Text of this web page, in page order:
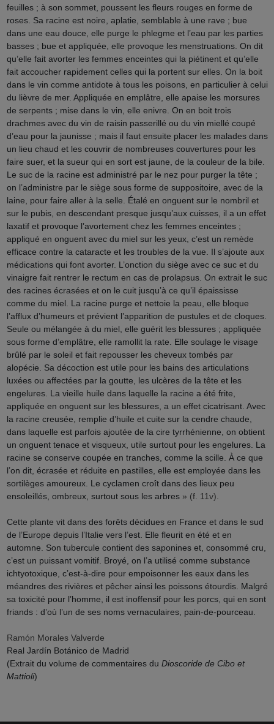
feuilles ; à son sommet, poussent les fleurs rouges en forme de
roses. Sa racine est noire, aplatie, semblable à une rave ; bue
dans une eau douce, elle purge le phlegme et l’eau par les parties
basses ; bue et appliquée, elle provoque les menstruations. On dit
qu’elle fait avorter les femmes enceintes qui la piétinent et qu’elle
fait accoucher rapidement celles qui la portent sur elles. On la boit
dans le vin comme antidote à tous les poisons, en particulier à celui
du lièvre de mer. Appliquée en emplâtre, elle apaise les morsures
de serpents ; mise dans le vin, elle enivre. On en boit trois
drachmes avec du vin de raisin passerillé ou du vin miellé coupé
d’eau pour la jaunisse ; mais il faut ensuite placer les malades dans
un lieu chaud et les couvrir de nombreuses couvertures pour les
faire suer, et la sueur qui en sort est jaune, de la couleur de la bile.
Le suc de la racine est administré par le nez pour purger la tête ;
on l’administre par le siège sous forme de suppositoire, avec de la
laine, pour faire aller à la selle. Étalé en onguent sur le nombril et
sur le pubis, en descendant presque jusqu’aux cuisses, il a un effet
laxatif et provoque l’avortement chez les femmes enceintes ;
appliqué en onguent avec du miel sur les yeux, c’est un remède
efficace contre la cataracte et les troubles de la vue. Il s’ajoute aux
médications qui font avorter. L’onction du siège avec ce suc et du
vinaigre fait rentrer le rectum en cas de prolapsus. On extrait le suc
des racines écrasées et on le cuit jusqu’à ce qu’il épaississe
comme du miel. La racine purge et nettoie la peau, elle bloque
l’afflux d’humeurs et prévient l’apparition de pustules et de cloques.
Seule ou mélangée à du miel, elle guérit les blessures ; appliquée
sous forme d’emplâtre, elle ramollit la rate. Elle soulage le visage
brûlé par le soleil et fait repousser les cheveux tombés par
alopécie. Sa décoction est utile pour les bains des articulations
luxées ou affectées par la goutte, les ulcères de la tête et les
engelures. La vieille huile dans laquelle la racine a été frite,
appliquée en onguent sur les blessures, a un effet cicatrisant. Avec
la racine creusée, remplie d’huile et cuite sur la cendre chaude,
dans laquelle est parfois ajoutée de la cire tyrrhénienne, on obtient
un onguent tenace et visqueux, utile surtout pour les engelures. La
racine se conserve coupée en tranches, comme la scille. À ce que
l’on dit, écrasée et réduite en pastilles, elle est employée dans les
sortilèges amoureux. Le cyclamen croît dans des lieux peu
ensoleillés, ombreux, surtout sous les arbres» (f. 11v)
Cette plante vit dans des forêts décidues en France et dans le sud
de l’Europe depuis l’Italie vers l’est. Elle fleurit en été et en
automne. Son tubercule contient des saponines et, consommé cru,
c’est un puissant vomitif. Broyé, on l’a utilisé comme substance
ichtyotoxique, c’est-à-dire pour empoisonner les eaux dans les
méandres des rivières et pêcher ainsi les poissons étourdis. Malgré
sa toxicité pour l’homme, il est inoffensif pour les porcs, qui en sont
friands : d’où l’un de ses noms vernaculaires, pain-de-pourceau.
Ramón Morales Valverde
Real Jardín Botánico de Madrid
(Extrait du volume de commentaires du Dioscoride de Cibo et
Mattioli)